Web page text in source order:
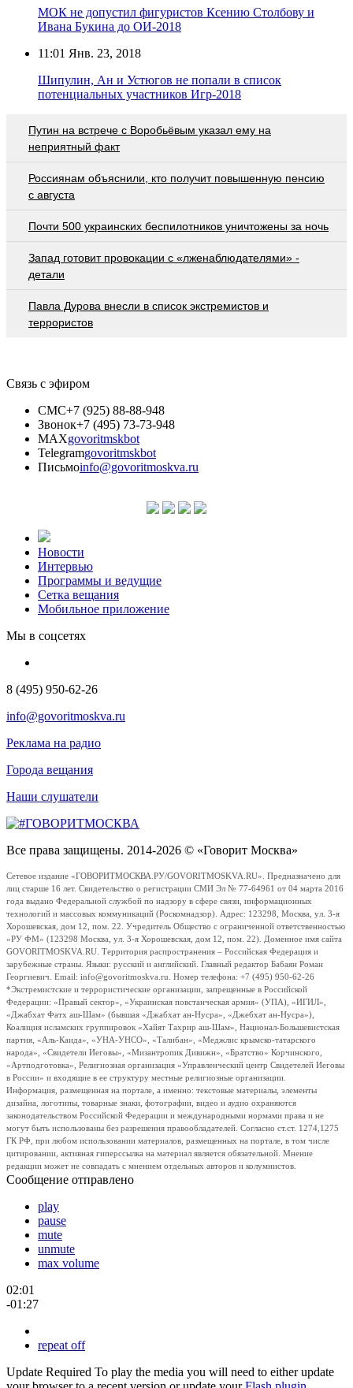
МОК не допустил фигуристов Ксению Столбову и
Ивана Букина до ОИ-2018
11:01 Янв. 23, 2018
Шипулин, Ан и Устюгов не попали в список
потенциальных участников Игр-2018
Путин на встрече с Воробьёвым указал ему на
неприятный факт
Россиянам объяснили, кто получит повышенную пенсию
с августа
Почти 500 украинских беспилотников уничтожены за ночь
Запад готовит провокации с «лженаблюдателями» -
детали
Павла Дурова внесли в список экстремистов и
террористов
Связь с эфиром
СМС+7 (925) 88-88-948
Звонок+7 (495) 73-73-948
MAXgovoritmskbot
Telegramgovoritmskbot
Письмоinfo@govoritmoskva.ru
Новости
Интервью
Программы и ведущие
Сетка вещания
Мобильное приложение
Мы в соцсетях
8 (495) 950-62-26
info@govoritmoskva.ru
Реклама на радио
Города вещания
Наши слушатели
Все права защищены. 2014-2026 © «Говорит Москва»
Сетевое издание «ГОВОРИТМОСКВА.РУ/GOVORITMOSKVA.RU». Предназначено для
лиц старше 16 лет. Свидетельство о регистрации СМИ Эл № 77-64961 от 04 марта 2016
года выдано Федеральной службой по надзору в сфере связи, информационных
технологий и массовых коммуникаций (Роскомнадзор). Адрес: 123298, Москва, ул. 3-я
Хорошевская, дом 12, пом. 22. Учредитель Общество с ограниченной ответственностью
«РУ ФМ» (123298 Москва, ул. 3-я Хорошевская, дом 12, пом. 22). Доменное имя сайта
GOVORITMOSKVA.RU. Территория распространения – Российская Федерация и
зарубежные страны. Языки: русский и английский. Главный редактор Бабаян Роман
Георгиевич. Email: info@govoritmoskva.ru. Номер телефона: +7 (495) 950-62-26
*Экстремистские и террористические организации, запрещенные в Российской
Федерации: «Правый сектор», «Украинская повстанческая армия» (УПА), «ИГИЛ»,
«Джабхат Фатх аш-Шам» (бывшая «Джабхат ан-Нусра», «Джебхат ан-Нусра»),
Коалиция исламских группировок «Хайят Тахрир аш-Шам», Национал-Большевистская
партия, «Аль-Каида», «УНА-УНСО», «Талибан», «Меджлис крымско-татарского
народа», «Свидетели Иеговы», «Мизантропик Дивижн», «Братство» Корчинского,
«Артподготовка», Религиозная организация «Управленческий центр Свидетелей Иеговы
в России» и входящие в ее структуру местные религиозные организации.
Информация, размещенная на портале, а именно: текстовые материалы, элементы
дизайна, логотипы, товарные знаки, фотографии, видео и аудио охраняются
законодательством Российской Федерации и международными нормами права и не
могут быть использованы без разрешения правообладателей. Согласно ст.ст. 1274,1275
ГК РФ, при любом использовании материалов, размещенных на портале, в том числе
цитировании, активная гиперссылка на материал является обязательной. Мнение
редакции может не совпадать с мнением отдельных авторов и колумнистов.
Сообщение отправлено
play
pause
mute
unmute
max volume
02:01
-01:27
repeat off
Update Required To play the media you will need to either update